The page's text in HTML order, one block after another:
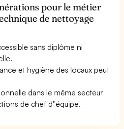
pour le métier
de nettoyage
sans diplôme ni
et hygiène des locaux peut
dans le même secteur
de chef d''équipe.